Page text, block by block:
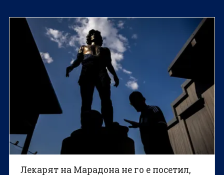
Лекарят на Марадона не го е посетил,